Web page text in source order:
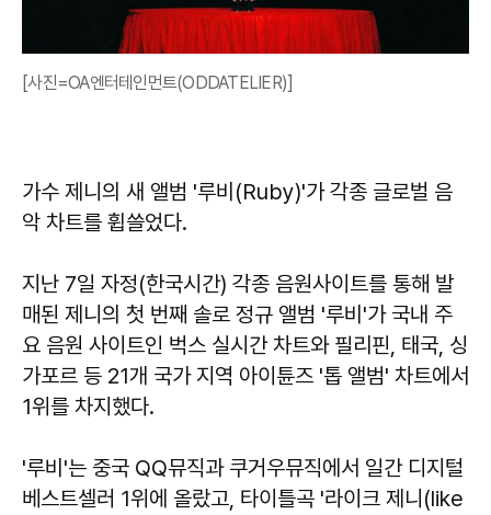
[사진=OA엔터테인먼트(ODDATELIER)]
가수 제니의 새 앨범 '루비(Ruby)'가 각종 글로벌 음
악 차트를 휩쓸었다.
지난 7일 자정(한국시간) 각종 음원사이트를 통해 발
매된 제니의 첫 번째 솔로 정규 앨범 '루비'가 국내 주
요 음원 사이트인 벅스 실시간 차트와 필리핀, 태국, 싱
가포르 등 21개 국가 지역 아이튠즈 '톱 앨범' 차트에서
1위를 차지했다.
'루비'는 중국 QQ뮤직과 쿠거우뮤직에서 일간 디지털
베스트셀러 1위에 올랐고, 타이틀곡 '라이크 제니(like